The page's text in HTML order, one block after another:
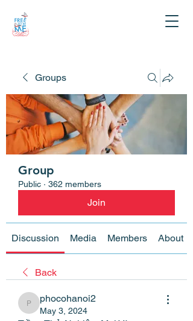
Groups
Group
Public · 362 members
Join
Discussion Media Members About
Back
phocohanoi2
phocohanoi2
May 3, 2024